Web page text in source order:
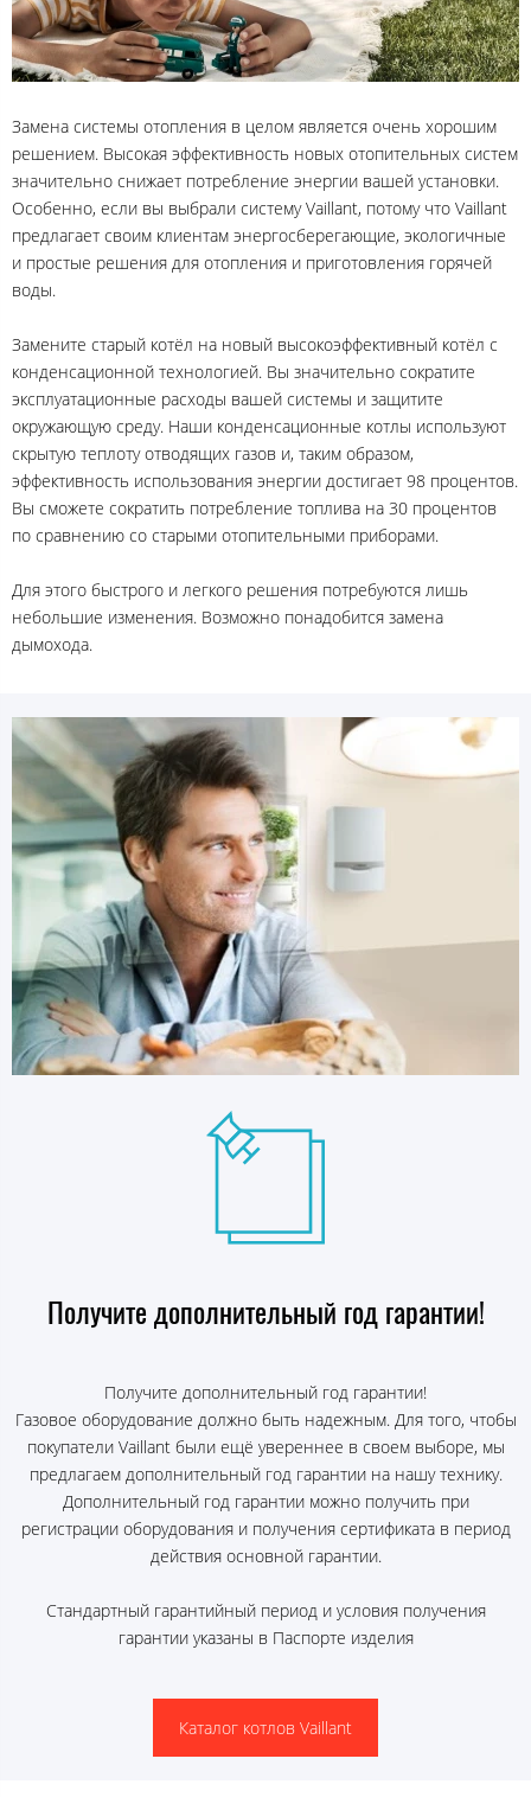
Замена системы отопления в целом является очень хорошим
решением. Высокая эффективность новых отопительных систем
значительно снижает потребление энергии вашей установки.
Особенно, если вы выбрали систему Vaillant, потому что Vaillant
предлагает своим клиентам энергосберегающие, экологичные
и простые решения для отопления и приготовления горячей
воды.
Замените старый котёл на новый высокоэффективный котёл с
конденсационной технологией. Вы значительно сократите
эксплуатационные расходы вашей системы и защитите
окружающую среду. Наши конденсационные котлы используют
скрытую теплоту отводящих газов и, таким образом,
эффективность использования энергии достигает 98 процентов.
Вы сможете сократить потребление топлива на 30 процентов
по сравнению со старыми отопительными приборами.
Для этого быстрого и легкого решения потребуются лишь
небольшие изменения. Возможно понадобится замена
дымохода.
Получите дополнительный год гарантии!
Получите дополнительный год гарантии!
Газовое оборудование должно быть надежным. Для того, чтобы
покупатели Vaillant были ещё увереннее в своем выборе, мы
предлагаем дополнительный год гарантии на нашу технику.
Дополнительный год гарантии можно получить при
регистрации оборудования и получения сертификата в период
действия основной гарантии.
Стандартный гарантийный период и условия получения
гарантии указаны в Паспорте изделия
Каталог котлов Vaillant